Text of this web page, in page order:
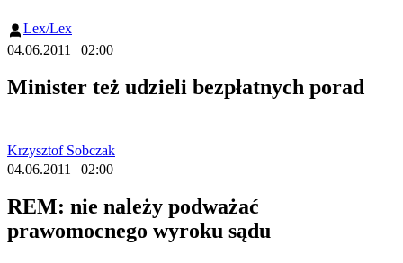
Lex/Lex
04.06.2011 | 02:00
Minister też udzieli bezpłatnych porad
Krzysztof Sobczak
04.06.2011 | 02:00
REM: nie należy podważać
prawomocnego wyroku sądu